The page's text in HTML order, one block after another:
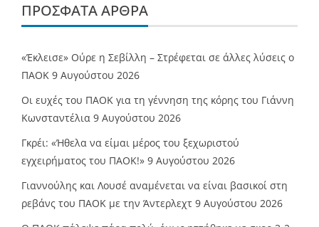
ΠΡΌΣΦΑΤΑ ΆΡΘΡΑ
«Έκλεισε» Ούρε η Σεβίλλη – Στρέφεται σε άλλες λύσεις ο
ΠΑΟΚ 9 Αυγούστου 2026
Οι ευχές του ΠΑΟΚ για τη γέννηση της κόρης του Γιάννη
Κωνσταντέλια 9 Αυγούστου 2026
Γκρέι: «Ήθελα να είμαι μέρος του ξεχωριστού
εγχειρήματος του ΠΑΟΚ!» 9 Αυγούστου 2026
Γιαννούλης και Λουσέ αναμένεται να είναι βασικοί στη
ρεβάνς του ΠΑΟΚ με την Άντερλεχτ 9 Αυγούστου 2026